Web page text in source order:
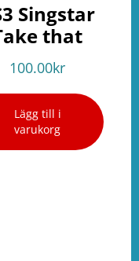
Singstar
that
100.00kr
Lägg till i
varukorg